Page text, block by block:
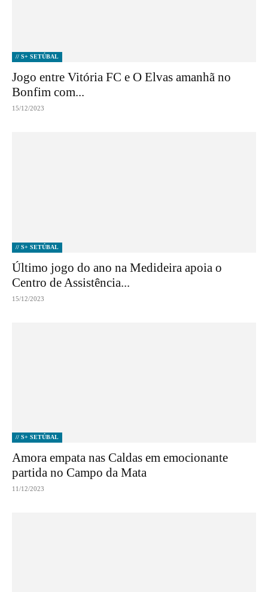
// S+ SETÚBAL
Jogo entre Vitória FC e O Elvas amanhã no
Bonfim com...
15/12/2023
// S+ SETÚBAL
Último jogo do ano na Medideira apoia o
Centro de Assistência...
15/12/2023
// S+ SETÚBAL
Amora empata nas Caldas em emocionante
partida no Campo da Mata
11/12/2023